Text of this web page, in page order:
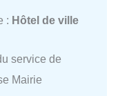
: Hôtel de ville
service de
Mairie